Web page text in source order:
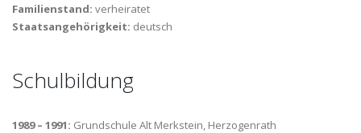
Familienstand: verheiratet
Staatsangehörigkeit: deutsch
Schulbildung
1989 – 1991: Grundschule Alt Merkstein, Herzogenrath